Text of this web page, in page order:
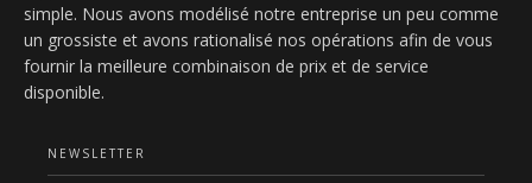
simple. Nous avons modélisé notre entreprise un peu comme
un grossiste et avons rationalisé nos opérations afin de vous
fournir la meilleure combinaison de prix et de service
disponible.
NEWSLETTER